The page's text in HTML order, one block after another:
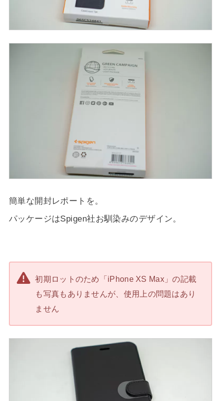
簡単な開封レポートを。
パッケージはSpigen社お馴染みのデザイン。
初期ロットのため「iPhone XS Max」の記載
も写真もありませんが、使用上の問題はあり
ません